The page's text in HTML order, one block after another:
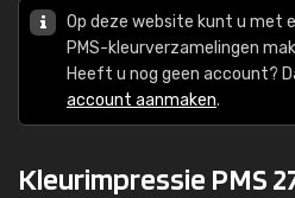
Op deze website kunt u met
PMS-kleurverzamelingen
Heeft u nog geen account?
account aanmaken.
Kleurimpressie PMS